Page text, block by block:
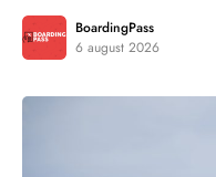
BoardingPass
6 august 2026